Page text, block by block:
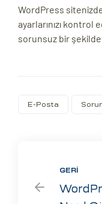
WordPress
ayarlarınızı kontrol
sorunsuz bir
E-Posta
GERI